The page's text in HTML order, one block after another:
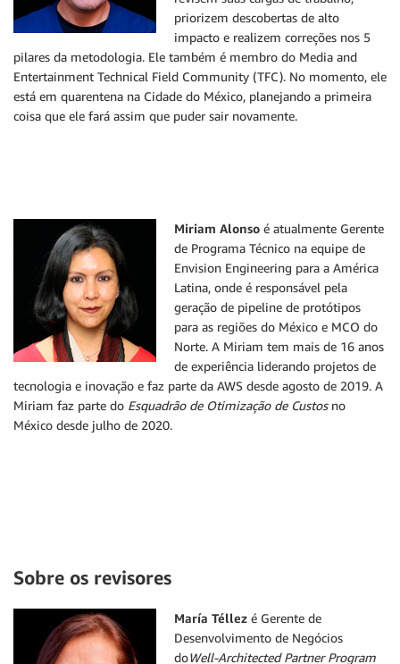
priorizem descobertas de alto
impacto e realizem correções nos 5
pilares da metodologia. Ele também é membro do Media and
Entertainment Technical Field Community (TFC). No momento, ele
está em quarentena na Cidade do México, planejando a primeira
coisa que ele fará assim que puder sair novamente.
Miriam Alonso é atualmente Gerente
de Programa Técnico na equipe de
Envision Engineering para a América
Latina, onde é responsável pela
geração de pipeline de protótipos
para as regiões do México e MCO do
Norte. A Miriam tem mais de 16 anos
de experiência liderando projetos de
tecnologia e inovação e faz parte da AWS desde agosto de 2019. A
Miriam faz parte do Esquadrão de Otimização de Custosno
México desde julho de 2020.
Sobre os revisores
María Téllez é Gerente de
Desenvolvimento de Negócios
doWell-Architected Partner Program